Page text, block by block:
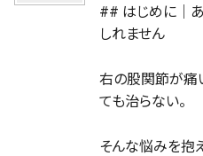
## はじめに｜
しれません
右の股関節が痛
ても治らない。
そんな悩みを抱